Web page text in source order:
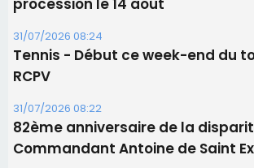
06/08/2026 15:25
Corte – L’association A Nuciola
projection sous les étoiles
06/08/2026 15:04
Alata - Soirée Tango Argentin au
Benedetto
05/08/2026 09:53